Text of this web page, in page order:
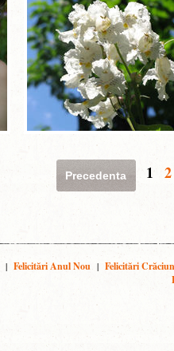
Precedenta 1 2
| Felicitări Anul Nou | Felicitări